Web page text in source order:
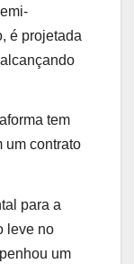
é projetada
tem
um contrato
para a
leve no
um